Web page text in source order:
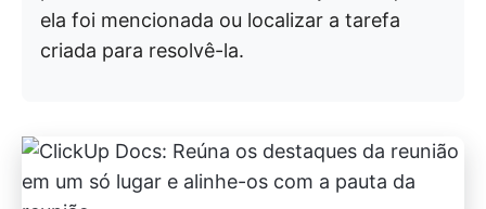
ela foi mencionada ou localizar a tarefa
criada para resolvê-la.